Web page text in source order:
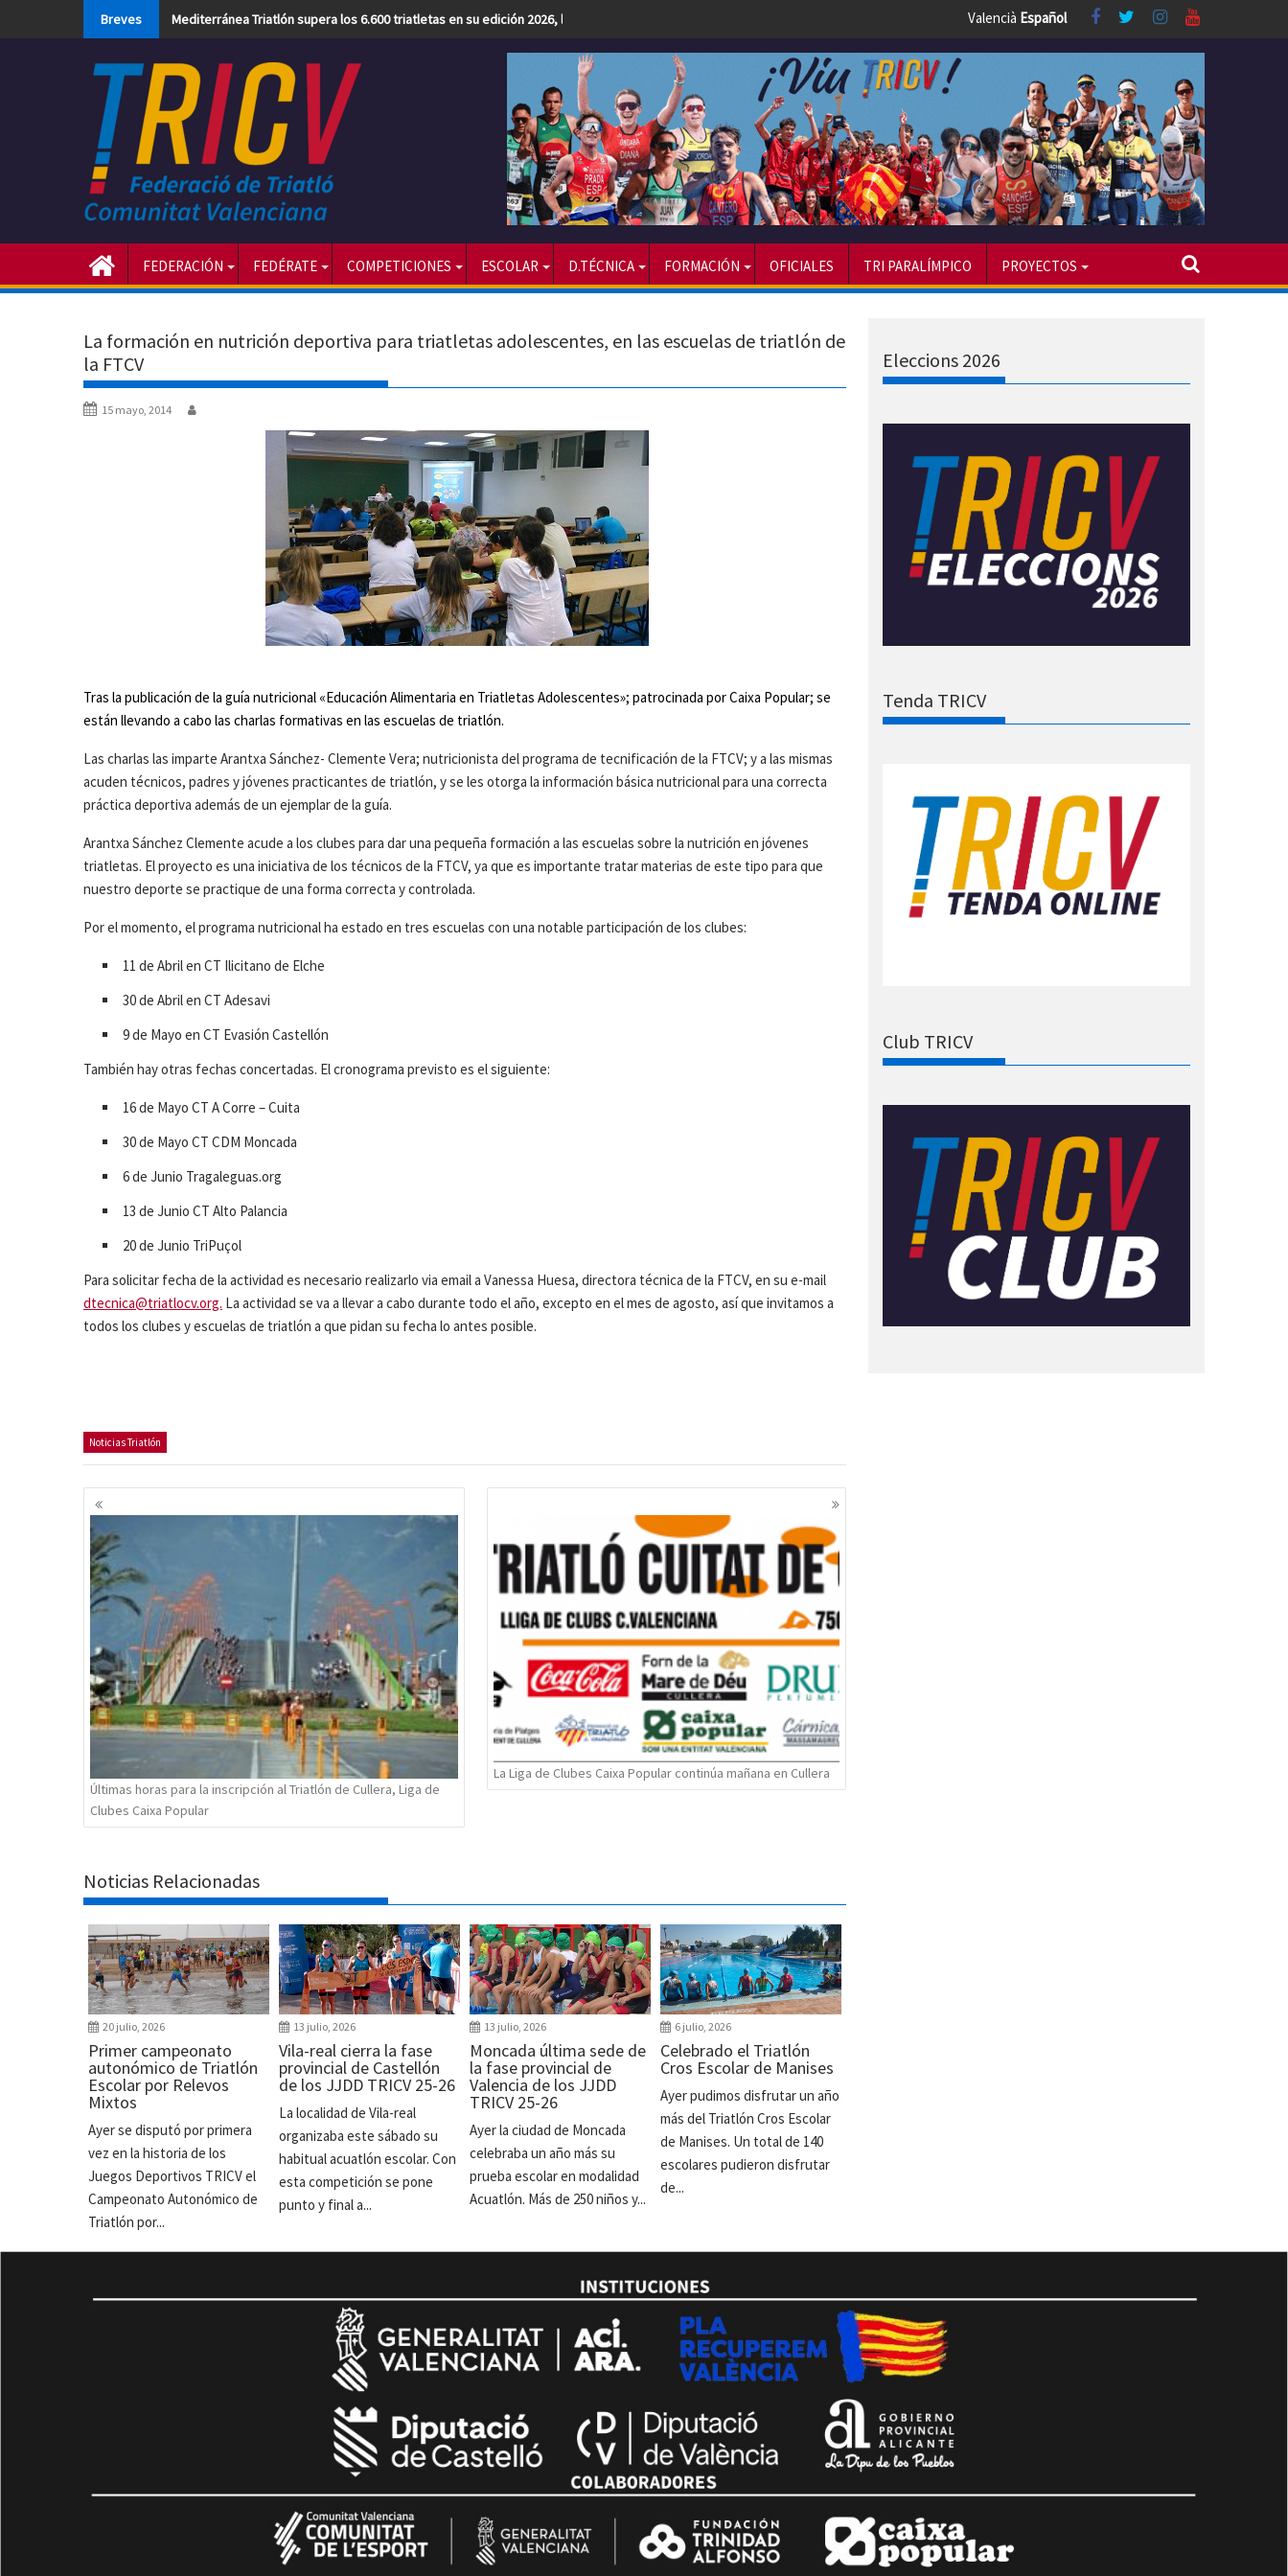
Breves Mediterránea Triatlón supera los 6.600 triatletas en su edición 2026, la más numerosa hasta la fecha Valencià Español
FEDERACIÓN FEDÉRATE COMPETICIONES ESCOLAR D.TÉCNICA FORMACIÓN OFICIALES TRI PARALÍMPICO PROYECTOS
La formación en nutrición deportiva para triatletas adolescentes, en las escuelas de triatlón de
la FTCV
15 mayo, 2014
Tras la publicación de la guía nutricional «Educación Alimentaria en Triatletas Adolescentes»; patrocinada por Caixa Popular; se
están llevando a cabo las charlas formativas en las escuelas de triatlón.
Las charlas las imparte Arantxa Sánchez- Clemente Vera; nutricionista del programa de tecnificación de la FTCV; y a las mismas
acuden técnicos, padres y jóvenes practicantes de triatlón, y se les otorga la información básica nutricional para una correcta
práctica deportiva además de un ejemplar de la guía.
Arantxa Sánchez Clemente acude a los clubes para dar una pequeña formación a las escuelas sobre la nutrición en jóvenes
triatletas. El proyecto es una iniciativa de los técnicos de la FTCV, ya que es importante tratar materias de este tipo para que
nuestro deporte se practique de una forma correcta y controlada.
Por el momento, el programa nutricional ha estado en tres escuelas con una notable participación de los clubes:
11 de Abril en CT Ilicitano de Elche
30 de Abril en CT Adesavi
9 de Mayo en CT Evasión Castellón
También hay otras fechas concertadas. El cronograma previsto es el siguiente:
16 de Mayo CT A Corre – Cuita
30 de Mayo CT CDM Moncada
6 de Junio Tragaleguas.org
13 de Junio CT Alto Palancia
20 de Junio TriPuçol
Para solicitar fecha de la actividad es necesario realizarlo via email a Vanessa Huesa, directora técnica de la FTCV, en su e-mail
dtecnica@triatlocv.org. La actividad se va a llevar a cabo durante todo el año, excepto en el mes de agosto, así que invitamos a
todos los clubes y escuelas de triatlón a que pidan su fecha lo antes posible.
Noticias Triatlón
Navegación
de
entradas
Últimas horas para la inscripción al Triatlón de Cullera, Liga de
Clubes Caixa Popular
La Liga de Clubes Caixa Popular continúa mañana en Cullera
Noticias Relacionadas
20 julio, 2026
Primer campeonato
autonómico de Triatlón
Escolar por Relevos
Mixtos
Ayer se disputó por primera
vez en la historia de los
Juegos Deportivos TRICV el
Campeonato Autonómico de
Triatlón por...
13 julio, 2026
Vila-real cierra la fase
provincial de Castellón
de los JJDD TRICV 25-26
La localidad de Vila-real
organizaba este sábado su
habitual acuatlón escolar. Con
esta competición se pone
punto y final a...
13 julio, 2026
Moncada última sede de
la fase provincial de
Valencia de los JJDD
TRICV 25-26
Ayer la ciudad de Moncada
celebraba un año más su
prueba escolar en modalidad
Acuatlón. Más de 250 niños y...
6 julio, 2026
Celebrado el Triatlón
Cros Escolar de Manises
Ayer pudimos disfrutar un año
más del Triatlón Cros Escolar
de Manises. Un total de 140
escolares pudieron disfrutar
de...
Eleccions 2026
Tenda TRICV
Club TRICV